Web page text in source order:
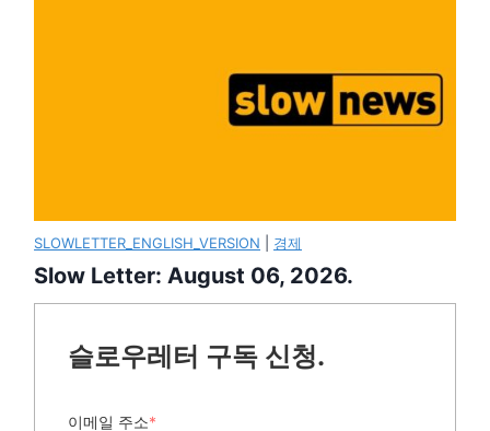
SLOWLETTER_ENGLISH_VERSION 경제
Slow Letter: August 06, 2026.
슬로우레터 구독 신청.
이메일 주소*